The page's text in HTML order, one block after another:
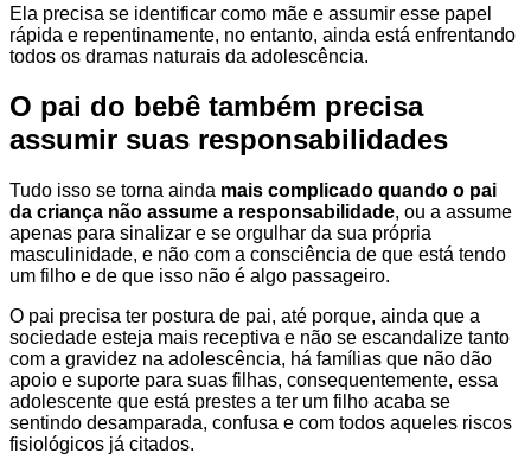
Ela precisa se identificar como mãe e assumir esse papel
rápida e repentinamente, no entanto, ainda está enfrentando
todos os dramas naturais da adolescência.
O pai do bebê também precisa
assumir suas responsabilidades
Tudo isso se torna ainda mais complicado quando o pai
da criança não assume a responsabilidade, ou a assume
apenas para sinalizar e se orgulhar da sua própria
masculinidade, e não com a consciência de que está tendo
um filho e de que isso não é algo passageiro.
O pai precisa ter postura de pai, até porque, ainda que a
sociedade esteja mais receptiva e não se escandalize tanto
com a gravidez na adolescência, há famílias que não dão
apoio e suporte para suas filhas, consequentemente, essa
adolescente que está prestes a ter um filho acaba se
sentindo desamparada, confusa e com todos aqueles riscos
fisiológicos já citados.